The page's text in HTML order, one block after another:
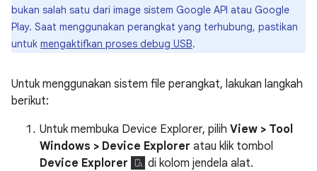
bukan salah satu dari image sistem Google API atau Google
Play. Saat menggunakan perangkat yang terhubung, pastikan
untuk mengaktifkan proses debug USB.
Untuk menggunakan sistem file perangkat, lakukan langkah
berikut:
Untuk membuka Device Explorer, pilih View > Tool
Windows > Device Explorer atau klik tombol
Device Explorer
di kolom jendela alat.